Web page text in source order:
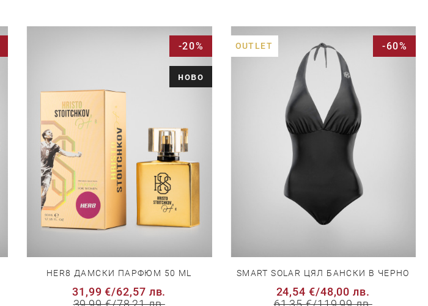
-20%
ново
HER8 ДАМСКИ ПАРФЮМ 50 ML
31,99 €/62,57 лв.
OUTLET -60%
SMART SOLAR ЦЯЛ БАНСКИ В ЧЕРНО
24,54 €/48,00 лв.